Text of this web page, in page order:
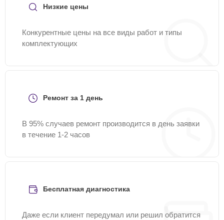
Низкие цены
Конкурентные цены на все виды работ и типы
комплектующих
Ремонт за 1 день
В 95% случаев ремонт производится в день заявки
в течение 1-2 часов
Бесплатная диагностика
Даже если клиент передумал или решил обратится